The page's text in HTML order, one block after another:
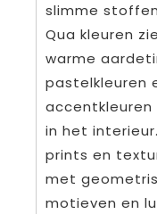
slimme
Qua kleuren
warme
pastelkleuren
in het
prints en
met
motieven en